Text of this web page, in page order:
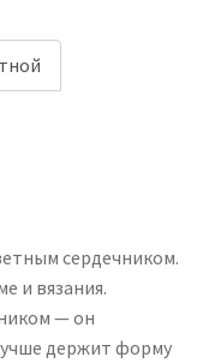
сердечником.
и вязания.
— он
держит форму